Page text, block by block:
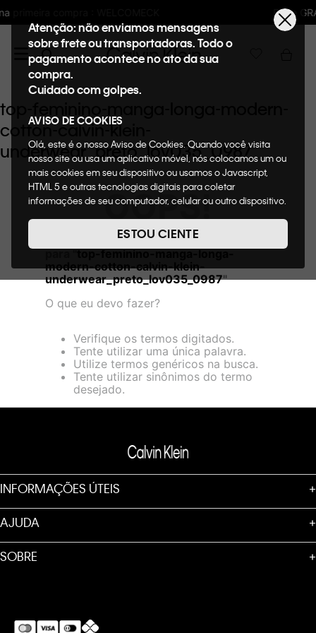
Frete GRÁTIS nas compras acima
Atenção: não enviamos mensagens
sobre frete ou transportadoras. Todo o
pagamento acontece no ato da sua
compra.
Cuidado com golpes.
AVISO DE COOKIES
Olá, este é o nosso Aviso de Cookies. Quando você visita
nosso site ou usa um aplicativo móvel, nós colocamos um ou
mais cookies em seu dispositivo ou usamos o Javascript,
HTML 5 e outras tecnologias digitais para coletar
informações de seu computador, celular ou outro dispositivo.
de cookies, informaremos quais cookies usaremos e quais
suas funções. A forma como processamos os dados
nosso Aviso de Privacidade. Quando você visita nosso site,
consideraremos isso como sua solicitação específica para
fornecer a você toda a funcionalidade do site, incluindo,
entre outros, a capacidade de comprar um item em nossa
Cookies acesse o link.
ESTOU CIENTE
top-feminino-manga-longa-modern-
cotton-calvin-klein-
underwear_preto_lov035_0987
OOPS!
Não encontramos nenhum resultado
modern-cotton-calvin-klein-
underwear_preto_lov035_0987"
O que eu devo fazer?
Verifique os termos digitados.
Tente utilizar uma única palavra.
Utilize termos genéricos na busca.
Tente utilizar sinônimos do termo
desejado.
INFORMAÇÕES ÚTEIS +
AJUDA +
SOBRE +